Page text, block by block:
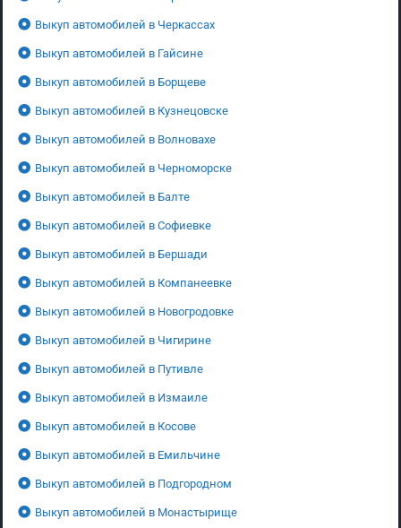
Выкуп автомобилей в Черкассах
Выкуп автомобилей в Гайсине
Выкуп автомобилей в Борщеве
Выкуп автомобилей в Кузнецовске
Выкуп автомобилей в Волновахе
Выкуп автомобилей в Черноморске
Выкуп автомобилей в Балте
Выкуп автомобилей в Софиевке
Выкуп автомобилей в Бершади
Выкуп автомобилей в Компанеевке
Выкуп автомобилей в Новогродовке
Выкуп автомобилей в Чигирине
Выкуп автомобилей в Путивле
Выкуп автомобилей в Измаиле
Выкуп автомобилей в Косове
Выкуп автомобилей в Емильчине
Выкуп автомобилей в Подгородном
Выкуп автомобилей в Монастырище